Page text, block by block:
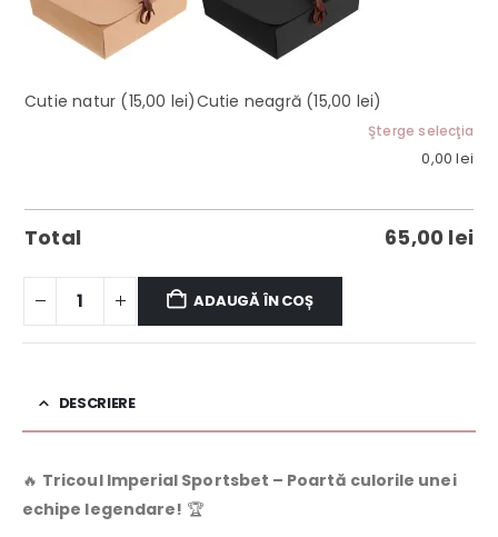
Cutie natur (15,00 lei)Cutie neagră (15,00 lei)
Şterge selecţia
0,00lei
Total 65,00 lei
ADAUGĂ ÎN COȘ
DESCRIERE
🔥 Tricoul Imperial Sportsbet – Poartă culorile unei
echipe legendare! 🏆